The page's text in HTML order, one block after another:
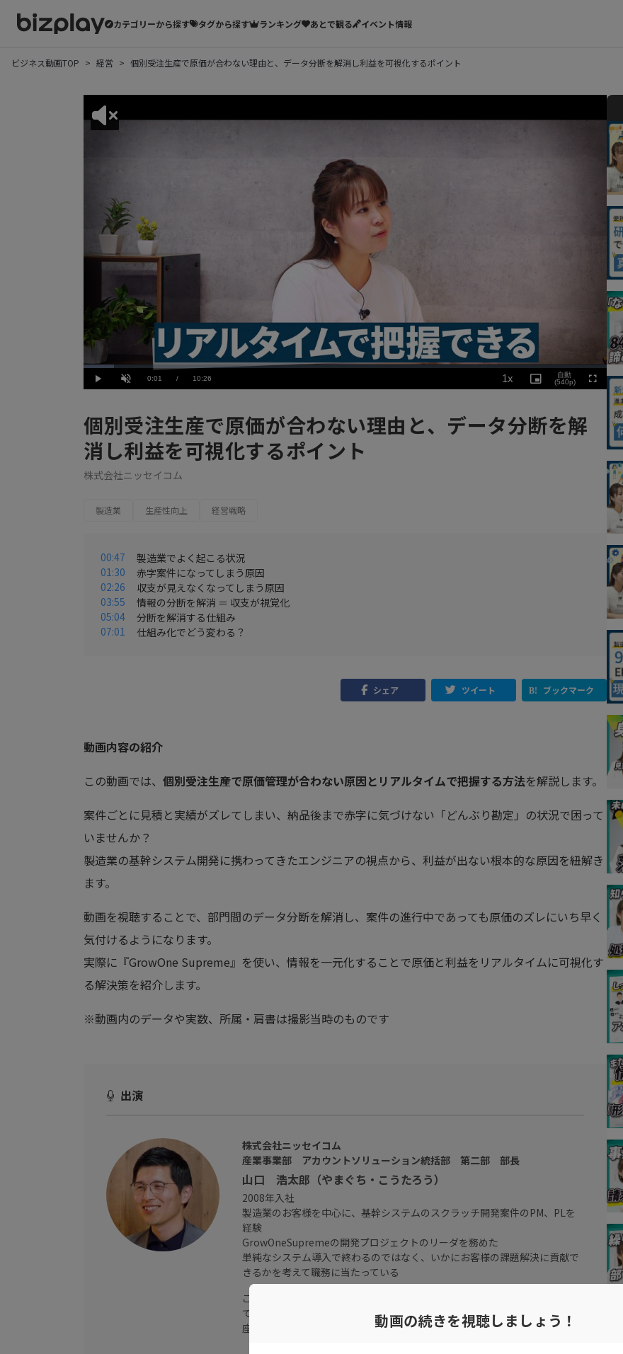
カテゴリーから探す タグから探す ランキング あとで観る イベント情報
ビジネス動画TOP 経営 個別受注生産で原価が合わない理由と、データ分断を解消し利益を可視化するポイント
Play UnmuteCurrent
0:01 / Duration
10:26
Loaded:
5.76%
1x
Rate
Picture-
in-
自動
(540p)
Fullscreen
個別受注生産で原価が合わない理由と、データ分断を解
消し利益を可視化するポイント
株式会社ニッセイコム
製造業 生産性向上 経営戦略
00:47
製造業でよく起こる状況
01:30
赤字案件になってしまう原因
02:26
収支が見えなくなってしまう原因
03:55
情報の分断を解消 ＝ 収支が視覚化
05:04
分断を解消する仕組み
07:01
仕組み化でどう変わる？
シェア ツイート ブックマーク
動画内容の紹介
この動画では、 個別受注生産で原価管理が合わない原因とリアルタイムで把握する方法を解説します。
案件ごとに見積と実績がズレてしまい、納品後まで赤字に気づけない「どんぶり勘定」の状況で困って
いませんか？
製造業の基幹システム開発に携わってきたエンジニアの視点から、利益が出ない根本的な原因を紐解き
ます。
動画を視聴することで、部門間のデータ分断を解消し、案件の進行中であっても原価のズレにいち早く
気付けるようになります。
実際に『GrowOne Supreme』を使い、情報を一元化することで原価と利益をリアルタイムに可視化す
る解決策を紹介します。
※動画内のデータや実数、所属・肩書は撮影当時のものです
出演
株式会社ニッセイコム
産業事業部 アカウントソリューション統括部 第二部 部長
山口 浩太郎（やまぐち・こうたろう）
2008年入社
製造業のお客様を中心に、基幹システムのスクラッチ開発案件のPM、PLを
経験
GrowOneSupremeの開発プロジェクトのリーダを務めた
単純なシステム導入で終わるのではなく、いかにお客様の課題解決に貢献で
きるかを考えて職務に当たっている
この仕事の醍醐味はお客様から対価を頂きながらも、「ありがとう」と言っ
て貰える場面が多い事だと考えている
座右の銘は「とにかくやってみよう」動画の続きを視聴しましょう！